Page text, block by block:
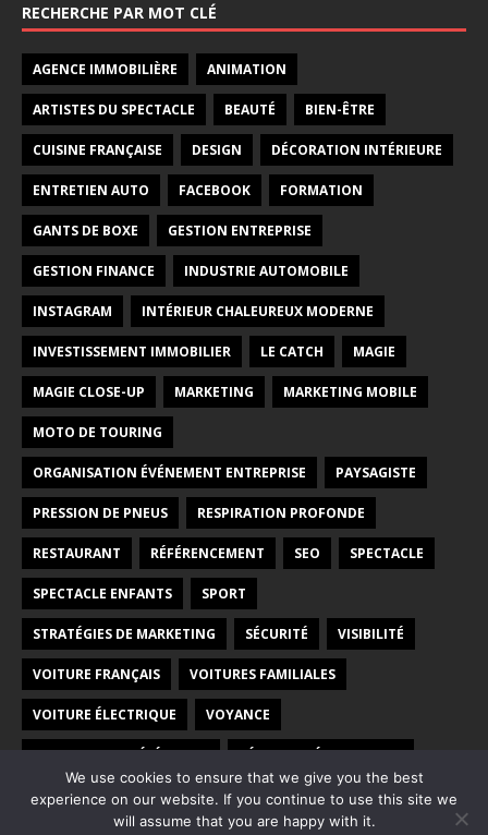
RECHERCHE PAR MOT CLÉ
AGENCE IMMOBILIÈRE ANIMATION
ARTISTES DU SPECTACLE BEAUTÉ BIEN-ÊTRE
CUISINE FRANÇAISE DESIGN DÉCORATION INTÉRIEURE
ENTRETIEN AUTO FACEBOOK FORMATION
GANTS DE BOXE GESTION ENTREPRISE
GESTION FINANCE INDUSTRIE AUTOMOBILE
INSTAGRAM INTÉRIEUR CHALEUREUX MODERNE
INVESTISSEMENT IMMOBILIER LE CATCH MAGIE
MAGIE CLOSE-UP MARKETING MARKETING MOBILE
MOTO DE TOURING
ORGANISATION ÉVÉNEMENT ENTREPRISE PAYSAGISTE
PRESSION DE PNEUS RESPIRATION PROFONDE
RESTAURANT RÉFÉRENCEMENT SEO SPECTACLE
SPECTACLE ENFANTS SPORT
STRATÉGIES DE MARKETING SÉCURITÉ VISIBILITÉ
VOITURE FRANÇAIS VOITURES FAMILIALES
VOITURE ÉLECTRIQUE VOYANCE
VOYANCE PAR TÉLÉPHONE VÉHICULES ÉLECTRIQUES
WEB WEBMARKETING
We use cookies to ensure that we give you the best
experience on our website. If you continue to use this site we
will assume that you are happy with it.